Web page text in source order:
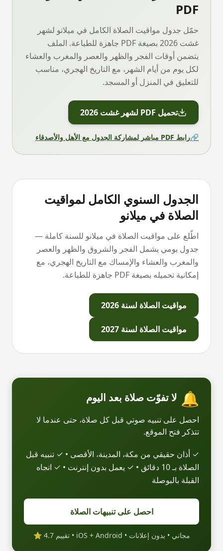
PDF
حمّل جدول مواقيت الصلاة الكامل في ميلانو لشهر
غشت 2026
بصيغة PDF جاهزة للطباعة. الملف
يتضمن أوقات الفجر والظهر والعصر والمغرب والعشاء
لكل يوم من أيام الشهر، مع التاريخ الهجري، مناسب
للتعليق في المنزل أو المسجد.
تحميل PDF لشهر غشت 2026
🔗رابط PDF مباشر لمشاركة الجدول مع الأهل والأصدقاء
الجدول السنوي الكامل لمواقيت
الصلاة في ميلانو
اطّلع على مواقيت الصلاة في ميلانو للسنة كاملة —
جدول يومي يشمل الفجر والشروق والظهر والعصر
والمغرب والعشاء والإمساك مع التاريخ الهجري، مع
إمكانية تحميله بصيغة PDF جاهزة للطباعة.
مواقيت الصلاة لسنة 2026
مواقيت الصلاة لسنة 2027
🔔 لا تفوّت صلاة بعد اليوم
احصل على تنبيه صوتي قبل كل صلاة، حتى عندما لا
تتذكر فتح الموقع.
✓ أذان حقيقي من مكة، المدينة، الأقصى • ✓ تنبيه قبل
الصلاة بـ 10 دقائق • ✓ يعمل بدون إنترنت • ✓ اتجاه
القبلة بالبوصلة
احصل على تنبيهات الصلاة
مجاني • بدون إعلانات • iOS + Android • تقييم 4.7 ⭐